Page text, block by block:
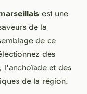
est une
de la
de ce
des
l'anchoïade et des
de la région.